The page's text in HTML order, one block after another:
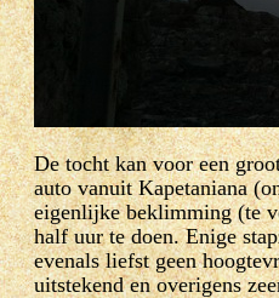
De tocht kan voor een
auto vanuit Kapetaniana
eigenlijke beklimming (te
half uur te doen. Enige
evenals liefst geen
uitstekend en overigens